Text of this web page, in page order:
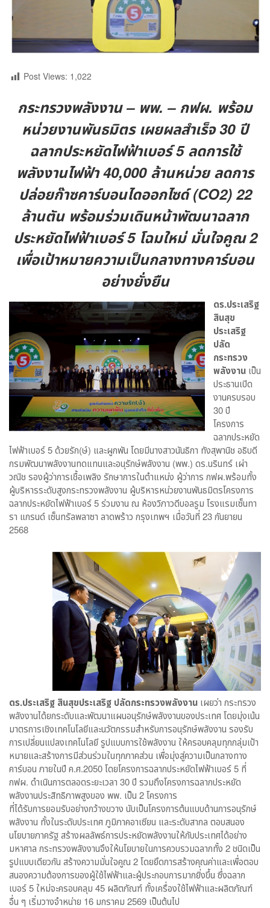
Post Views: 1,022
กระทรวงพลังงาน – พพ. – กฟผ. พร้อม
หน่วยงานพันธมิตร เผยผลสำเร็จ 30 ปี
ฉลากประหยัดไฟฟ้าเบอร์ 5 ลดการใช้
พลังงานไฟฟ้า 40,000 ล้านหน่วย ลดการ
ปล่อยก๊าซคาร์บอนไดออกไซด์ (CO2) 22
ล้านตัน พร้อมร่วมเดินหน้าพัฒนาฉลาก
ประหยัดไฟฟ้าเบอร์ 5 โฉมใหม่ มั่นใจคูณ 2
เพื่อเป้าหมายความเป็นกลางทางคาร์บอน
อย่างยั่งยืน
ดร.ประเสริฐ
สินสุข
ประเสริฐ
ปลัด
กระทรวง
พลังงาน เป็น
ประธานเปิด
งานครบรอบ
30 ปี
โครงการ
ฉลากประหยัด
ไฟฟ้าเบอร์ 5 ด้วยรัก(ษ์) และผูกพัน โดยมีนางสาวนันธิกา ทังสุพานิช อธิบดี
กรมพัฒนาพลังงานทดแทนและอนุรักษ์พลังงาน (พพ.) ดร.นรินทร์ เผ่า
วณิช รองผู้ว่าการเชื้อเพลิง รักษาการในตำแหน่ง ผู้ว่าการ กฟผ.พร้อมทั้ง
ผู้บริหารระดับสูงกระทรวงพลังงาน ผู้บริหารหน่วยงานพันธมิตรโครงการ
ฉลากประหยัดไฟฟ้าเบอร์ 5 ร่วมงาน ณ ห้องวิภาวดีบอลรูม โรงแรมเซ็นทา
รา แกรนด์ เซ็นทรัลพลาซา ลาดพร้าว กรุงเทพฯ เมื่อวันที่ 23 กันยายน
2568
ดร.ประเสริฐ สินสุขประเสริฐ ปลัดกระทรวงพลังงาน เผยว่า กระทรวง
พลังงานได้ยกระดับและพัฒนาแผนอนุรักษ์พลังงานของประเทศ โดยมุ่งเน้น
มาตรการเชิงเทคโนโลยีและนวัตกรรมสำหรับการอนุรักษ์พลังงาน รองรับ
การเปลี่ยนแปลงเทคโนโลยี รูปแบบการใช้พลังงาน ให้ครอบคลุมทุกกลุ่มเป้า
หมายและสร้างการมีส่วนร่วมในทุกภาคส่วน เพื่อมุ่งสู่ความเป็นกลางทาง
คาร์บอน ภายในปี ค.ศ.2050 โดยโครงการฉลากประหยัดไฟฟ้าเบอร์ 5 ที่
กฟผ. ดำเนินการตลอดระยะเวลา 30 ปี รวมถึงโครงการฉลากประหยัด
พลังงานประสิทธิภาพสูงของ พพ. เป็น 2 โครงการ
ที่ได้รับการยอมรับอย่างกว้างขวาง นับเป็นโครงการต้นแบบด้านการอนุรักษ์
พลังงาน ทั้งในระดับประเทศ ภูมิภาคอาเซียน และระดับสากล ตอบสนอง
นโยบายภาครัฐ สร้างผลลัพธ์การประหยัดพลังงานให้กับประเทศได้อย่าง
มหาศาล กระทรวงพลังงานจึงให้นโยบายในการควบรวมฉลากทั้ง 2 ชนิดเป็น
รูปแบบเดียวกัน สร้างความมั่นใจคูณ 2 โดยยึดการสร้างคุณค่าและเพื่อตอบ
สนองความต้องการของผู้ใช้ไฟฟ้าและผู้ประกอบการมากยิ่งขึ้น ซึ่งฉลาก
เบอร์ 5 ใหม่จะครอบคลุม 45 ผลิตภัณฑ์ ทั้งเครื่องใช้ไฟฟ้าและผลิตภัณฑ์
อื่น ๆ เริ่มวางจำหน่าย 16 มกราคม 2569 เป็นต้นไป